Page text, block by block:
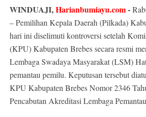
WINDUAJI,Harianbumiayu.com-
– Pemilihan Kepala Daerah (Pilkada)
hari ini diselimuti kontroversi setelah
(KPU) Kabupaten Brebes secara resmi
Lembaga Swadaya Masyarakat (LSM)
pemantau pemilu. Keputusan tersebut
KPU Kabupaten Brebes Nomor 2346
Pencabutan Akreditasi Lembaga